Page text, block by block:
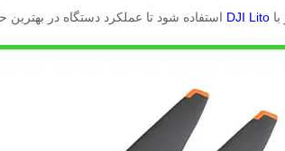
باDJI Lito استفاده شود تا عملکرد دستگاه در بهترین